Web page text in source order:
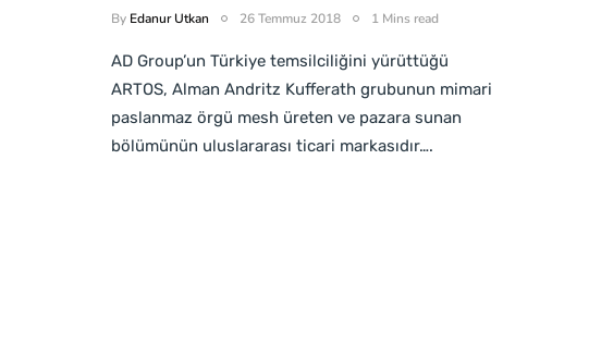
By Edanur Utkan 26 Temmuz 2018 1 Mins read
AD Group’un Türkiye temsilciliğini yürüttüğü
ARTOS, Alman Andritz Kufferath grubunun mimari
paslanmaz örgü mesh üreten ve pazara sunan
bölümünün uluslararası ticari markasıdır….